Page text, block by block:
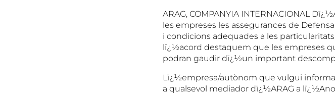
ARAG, COMPANYIA INTERNACIONAL
les empreses les assegurances de
i condicions adequades a les
lï¿½acord destaquem que les empreses
podran gaudir dï¿½un important
Lï¿½empresa/autònom que vulgui
a qualsevol mediador dï¿½ARAG a